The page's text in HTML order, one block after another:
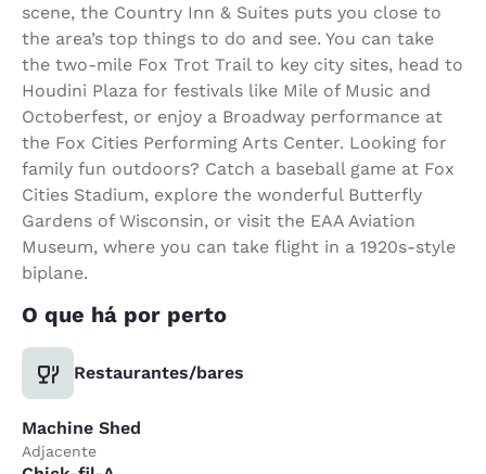
scene, the Country Inn & Suites puts you close to
the area’s top things to do and see. You can take
the two-mile Fox Trot Trail to key city sites, head to
Houdini Plaza for festivals like Mile of Music and
Octoberfest, or enjoy a Broadway performance at
the Fox Cities Performing Arts Center. Looking for
family fun outdoors? Catch a baseball game at Fox
Cities Stadium, explore the wonderful Butterfly
Gardens of Wisconsin, or visit the EAA Aviation
Museum, where you can take flight in a 1920s-style
biplane.
O que há por perto
Restaurantes/bares
Machine Shed
Adjacente